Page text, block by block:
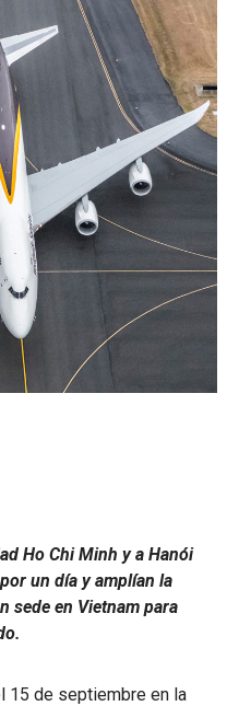
Ho Chi Minh y a Hanói
un día y amplían la
sede en Vietnam para
15 de septiembre en la